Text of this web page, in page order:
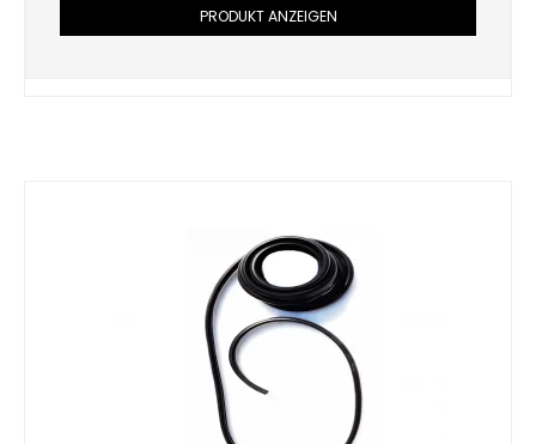
PRODUKT ANZEIGEN